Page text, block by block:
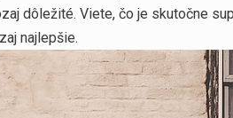
dôležité. Viete, čo je skutočne
najlepšie.